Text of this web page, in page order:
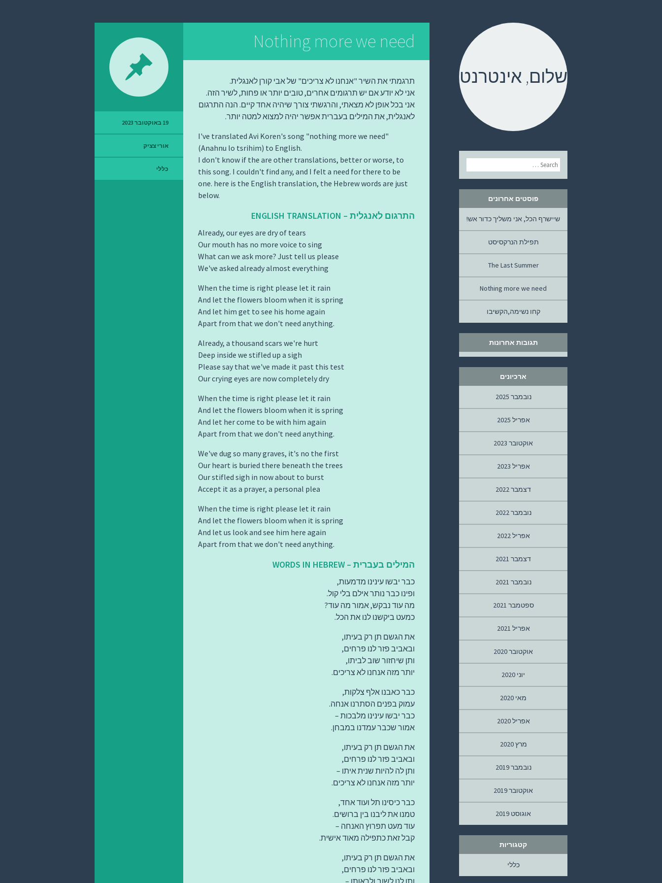
שלום, אינטרנט
דילוג
לתוכן
Nothing more we need
תרגמתי את השיר "אנחנו לא צריכים" של אבי קורן לאנגלית.
אני לא יודע אם יש תרגומים אחרים, טובים יותר או פחות, לשיר הזה.
אני בכל אופן לא מצאתי, והרגשתי צורך שיהיה אחד קיים. הנה התרגום
לאנגלית, את המילים בעברית אפשר יהיה למצוא למטה יותר.
I've translated Avi Koren's song "nothing more we need"
(Anahnu lo tsrihim) to English.
I don't know if the are other translations, better or worse, to
this song. I couldn't find any, and I felt a need for there to be
one. here is the English translation, the Hebrew words are just
below.
התרגום לאנגלית – ENGLISH TRANSLATION
Already, our eyes are dry of tears
Our mouth has no more voice to sing
What can we ask more? Just tell us please
We've asked already almost everything
When the time is right please let it rain
And let the flowers bloom when it is spring
And let him get to see his home again
Apart from that we don't need anything.
Already, a thousand scars we're hurt
Deep inside we stifled up a sigh
Please say that we've made it past this test
Our crying eyes are now completely dry
When the time is right please let it rain
And let the flowers bloom when it is spring
And let her come to be with him again
Apart from that we don't need anything.
We've dug so many graves, it's no the first
Our heart is buried there beneath the trees
Our stifled sigh in now about to burst
Accept it as a prayer, a personal plea
When the time is right please let it rain
And let the flowers bloom when it is spring
And let us look and see him here again
Apart from that we don't need anything.
המילים בעברית – WORDS IN HEBREW
כבר יבשו עינינו מדמעות,
ופינו כבר נותר אילם בלי קול.
מה עוד נבקש, אמור מה עוד?
כמעט ביקשנו לנו את הכל.
את הגשם תן רק בעיתו,
ובאביב פזר לנו פרחים,
ותן שיחזור שוב לביתו,
יותר מזה אנחנו לא צריכים.
כבר כאבנו אלף צלקות,
עמוק בפנים הסתרנו אנחה.
כבר יבשו עינינו מלבכות –
אמור שכבר עמדנו במבחן.
את הגשם תן רק בעיתו,
ובאביב פזר לנו פרחים,
ותן לה להיות שנית איתו –
יותר מזה אנחנו לא צריכים.
כבר כיסינו תל ועוד אחד,
טמנו את ליבנו בין ברושים.
עוד מעט תפרוץ האנחה –
קבל זאת כתפילה מאוד אישית.
את הגשם תן רק בעיתו,
ובאביב פזר לנו פרחים,
ותן לנו לשוב ולראותו –
19 באוקטובר 2023
אורי צציק
כללי
Search
פוסטים אחרונים
שיישרף הכל, אני משליך כדור אש!
תפילת הנרקסיסט
The Last Summer
Nothing more we need
קחו נשימה,הקשיבו
תגובות אחרונות
ארכיונים
נובמבר 2025
אפריל 2025
אוקטובר 2023
אפריל 2023
דצמבר 2022
נובמבר 2022
אפריל 2022
דצמבר 2021
נובמבר 2021
ספטמבר 2021
אפריל 2021
אוקטובר 2020
יוני 2020
מאי 2020
אפריל 2020
מרץ 2020
נובמבר 2019
אוקטובר 2019
אוגוסט 2019
קטגוריות
כללי